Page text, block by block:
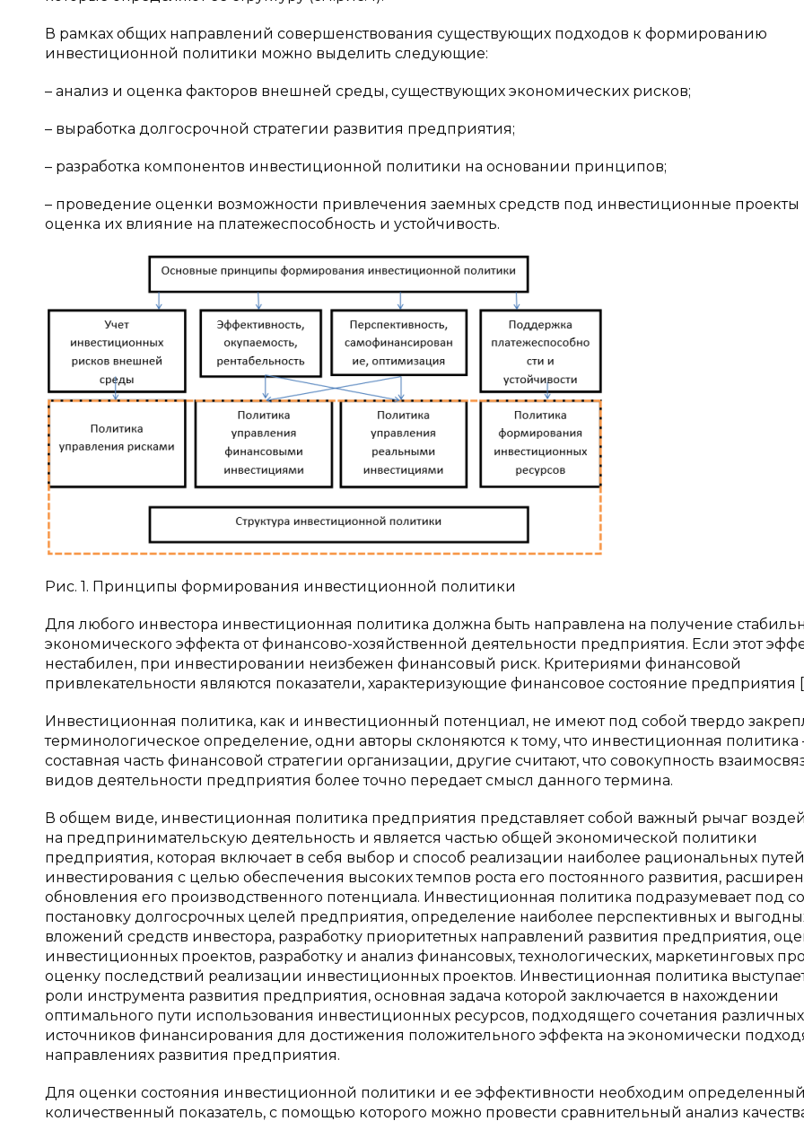
В рамках общих направлений совершенствования существующих подходов к формированию
инвестиционной политики можно выделить следующие:
– анализ и оценка факторов внешней среды, существующих экономических рисков;
– выработка долгосрочной стратегии развития предприятия;
– разработка компонентов инвестиционной политики на основании принципов;
– проведение оценки возможности привлечения заемных средств под инвестиционные проекты
оценка их влияние на платежеспособность и устойчивость.
Рис. 1. Принципы формирования инвестиционной политики
Для любого инвестора инвестиционная политика должна быть направлена на получение
экономического эффекта от финансово-хозяйственной деятельности предприятия. Если этот
нестабилен, при инвестировании неизбежен финансовый риск. Критериями финансовой
привлекательности являются показатели, характеризующие финансовое состояние предприятия
Инвестиционная политика, как и инвестиционный потенциал, не имеют под собой твердо
терминологическое определение, одни авторы склоняются к тому, что инвестиционная политика
составная часть финансовой стратегии организации, другие считают, что совокупность
видов деятельности предприятия более точно передает смысл данного термина.
В общем виде, инвестиционная политика предприятия представляет собой важный рычаг
на предпринимательскую деятельность и является частью общей экономической политики
предприятия, которая включает в себя выбор и способ реализации наиболее рациональных путей
инвестирования с целью обеспечения высоких темпов роста его постоянного развития,
обновления его производственного потенциала. Инвестиционная политика подразумевает под
постановку долгосрочных целей предприятия, определение наиболее перспективных и
вложений средств инвестора, разработку приоритетных направлений развития предприятия,
инвестиционных проектов, разработку и анализ финансовых, технологических, маркетинговых
оценку последствий реализации инвестиционных проектов. Инвестиционная политика
роли инструмента развития предприятия, основная задача которой заключается в нахождении
оптимального пути использования инвестиционных ресурсов, подходящего сочетания различных
источников финансирования для достижения положительного эффекта на экономически
направлениях развития предприятия.
Для оценки состояния инвестиционной политики и ее эффективности необходим определенный
количественный показатель, с помощью которого можно провести сравнительный анализ